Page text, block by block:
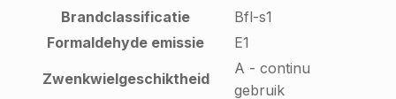
Brandclassificatie
Bfl-s1
Formaldehyde emissie
E1
Zwenkwielgeschiktheid
A - continu
gebruik